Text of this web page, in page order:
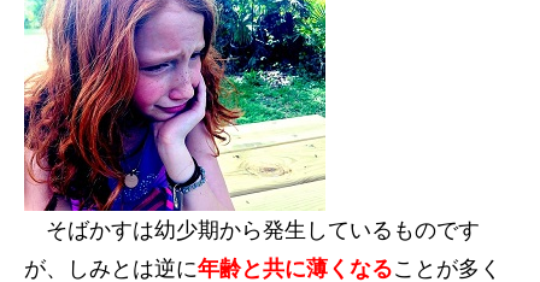
そばかすは幼少期から発生しているものです
が、しみとは逆に年齢と共に薄くなることが多く